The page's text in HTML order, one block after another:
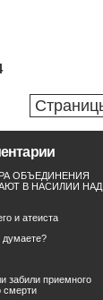
ОБЪЕДИНЕНИЯ
В НАСИЛИИ НАД
и атеиста
думаете?
забили приемного
смерти